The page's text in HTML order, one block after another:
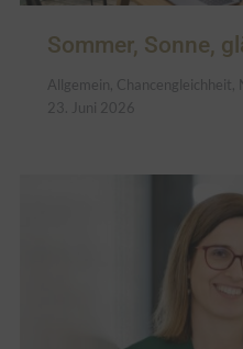
Sommer, Sonne,
Allgemein Chancengleichheit
23. Juni 2026